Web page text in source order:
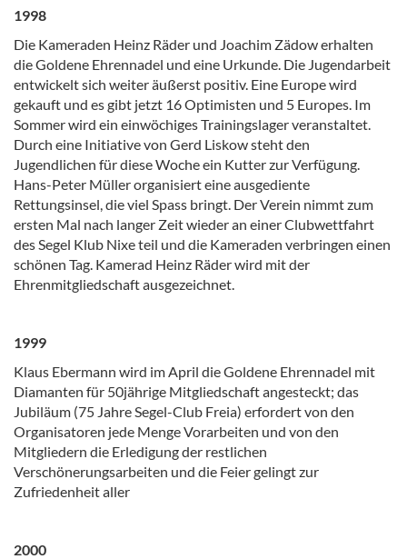
1998
Die Kameraden Heinz Räder und Joachim Zädow erhalten
die Goldene Ehrennadel und eine Urkunde. Die Jugendarbeit
entwickelt sich weiter äußerst positiv. Eine Europe wird
gekauft und es gibt jetzt 16 Optimisten und 5 Europes. Im
Sommer wird ein einwöchiges Trainingslager veranstaltet.
Durch eine Initiative von Gerd Liskow steht den
Jugendlichen für diese Woche ein Kutter zur Verfügung.
Hans-Peter Müller organisiert eine ausgediente
Rettungsinsel, die viel Spass bringt. Der Verein nimmt zum
ersten Mal nach langer Zeit wieder an einer Clubwettfahrt
des Segel Klub Nixe teil und die Kameraden verbringen einen
schönen Tag. Kamerad Heinz Räder wird mit der
Ehrenmitgliedschaft ausgezeichnet.
1999
Klaus Ebermann wird im April die Goldene Ehrennadel mit
Diamanten für 50jährige Mitgliedschaft angesteckt; das
Jubiläum (75 Jahre Segel-Club Freia) erfordert von den
Organisatoren jede Menge Vorarbeiten und von den
Mitgliedern die Erledigung der restlichen
Verschönerungsarbeiten und die Feier gelingt zur
Zufriedenheit aller
2000